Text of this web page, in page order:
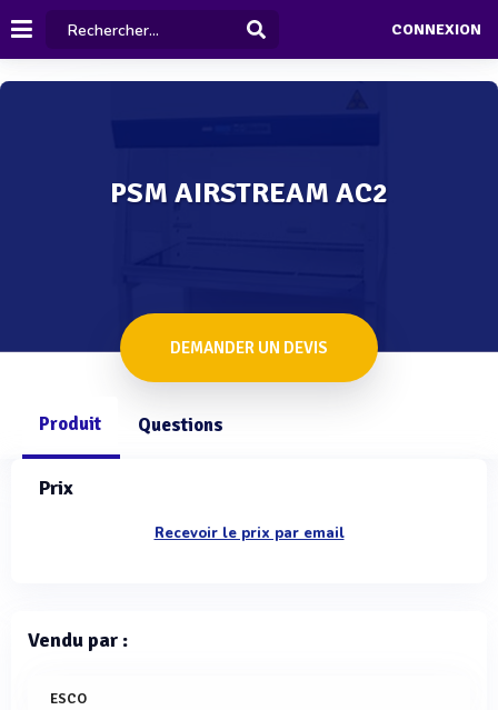
CONNEXION
PSM AIRSTREAM AC2
DEMANDER UN DEVIS
Produit Questions
Prix
Recevoir le prix par email
Vendu par :
ESCO